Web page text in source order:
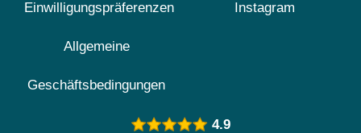
Einwilligungspräferenzen
Allgemeine
Geschäftsbedingungen
Instagram
4.9